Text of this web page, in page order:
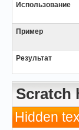
Использование
Пример
Результат
Scratch
Hidden